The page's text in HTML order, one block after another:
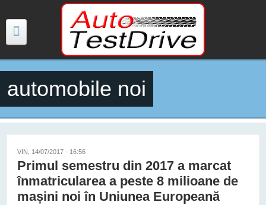
Mergi la conţinutul principal
TESTE
ŞTIRI
VIDEO
PREȚURI MODELE NOI
automobile noi
VIN, 14/07/2017 - 16:56
Primul semestru din 2017 a marcat
înmatricularea a peste 8 milioane de
mașini noi în Uniunea Europeană